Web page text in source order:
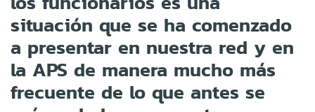
situación que se ha comenzado
a presentar en nuestra red y en
la APS de manera mucho más
frecuente de lo que antes se